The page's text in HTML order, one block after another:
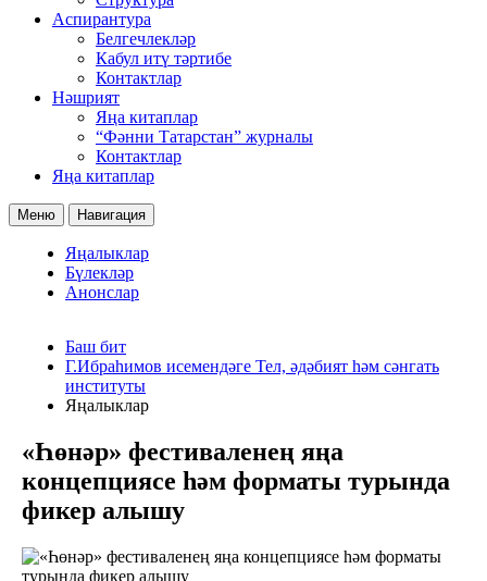
Аспирантура
Белгечлекләр
Кабул итү тәртибе
Контактлар
Нәшрият
Яңа китаплар
“Фәнни Татарстан” журналы
Контактлар
Яңа китаплар
Меню Навигация
Яңалыклар
Бүлекләр
Анонслар
Баш бит
Г.Ибраһимов исемендәге Тел, әдәбият һәм сәнгать
институты
Яңалыклар
«Һөнәр» фестиваленең яңа
концепциясе һәм форматы турында
фикер алышу